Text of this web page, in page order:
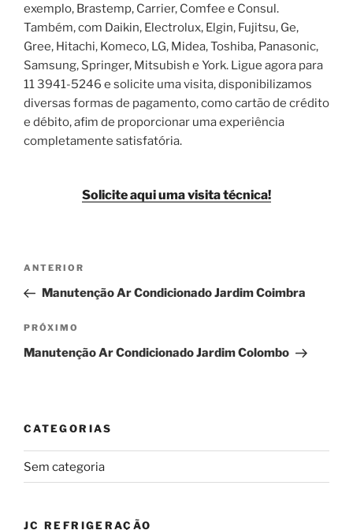
exemplo, Brastemp, Carrier, Comfee e Consul.
Também, com Daikin, Electrolux, Elgin, Fujitsu, Ge,
Gree, Hitachi, Komeco, LG, Midea, Toshiba, Panasonic,
Samsung, Springer, Mitsubish e York. Ligue agora para
11 3941-5246 e solicite uma visita, disponibilizamos
diversas formas de pagamento, como cartão de crédito
e débito, afim de proporcionar uma experiência
completamente satisfatória.
Solicite aqui uma visita técnica!
Navegação
Post
Post
anterior
ANTERIOR
Manutenção Ar Condicionado Jardim Coimbra
Próximo
post
PRÓXIMO
Manutenção Ar Condicionado Jardim Colombo
CATEGORIAS
Sem categoria
JC REFRIGERAÇÃO